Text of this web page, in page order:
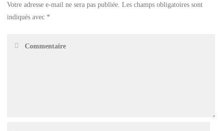
Votre adresse e-mail ne sera pas publiée. Les champs obligatoires sont
indiqués avec *